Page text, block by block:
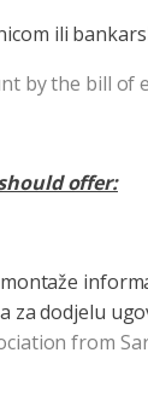
ili
by the bill of
offer:
za dodjelu
from